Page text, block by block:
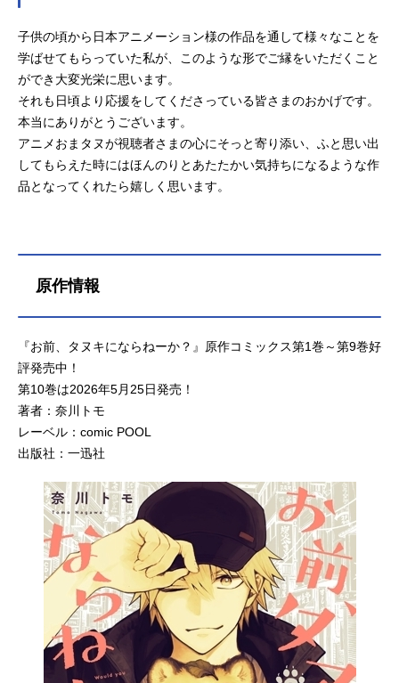
子供の頃から日本アニメーション様の作品を通して様々なことを
学ばせてもらっていた私が、このような形でご縁をいただくこと
ができ大変光栄に思います。
それも日頃より応援をしてくださっている皆さまのおかげです。
本当にありがとうございます。
アニメおまタヌが視聴者さまの心にそっと寄り添い、ふと思い出
してもらえた時にはほんのりとあたたかい気持ちになるような作
品となってくれたら嬉しく思います。
原作情報
『お前、タヌキにならねーか？』原作コミックス第1巻～第9巻好
評発売中！
第10巻は2026年5月25日発売！
著者：奈川トモ
レーベル：comic POOL
出版社：一迅社